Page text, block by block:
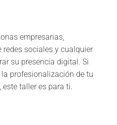
empresarias,
redes sociales y cualquier
su presencia digital. Si
profesionalización de tu
taller es para ti.